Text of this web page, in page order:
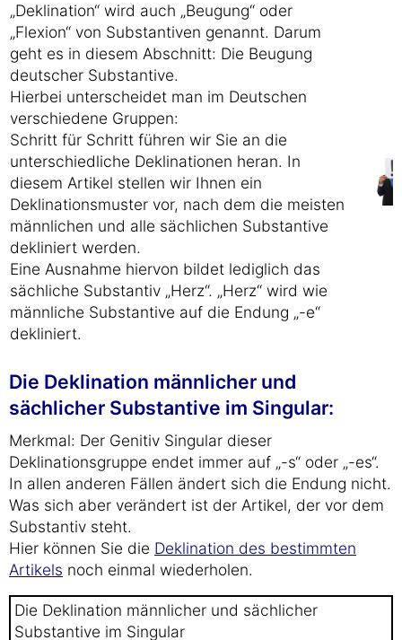
„Deklination“ wird auch „Beugung“ oder
„Flexion“ von Substantiven genannt. Darum
geht es in diesem Abschnitt: Die Beugung
deutscher Substantive.
Hierbei unterscheidet man im Deutschen
verschiedene Gruppen:
Schritt für Schritt führen wir Sie an die
unterschiedliche Deklinationen heran. In
diesem Artikel stellen wir Ihnen ein
Deklinationsmuster vor, nach dem die meisten
männlichen und alle sächlichen Substantive
dekliniert werden.
Eine Ausnahme hiervon bildet lediglich das
sächliche Substantiv „Herz“. „Herz“ wird wie
männliche Substantive auf die Endung „-e“
dekliniert.
Die Deklination männlicher und
sächlicher Substantive im Singular:
Merkmal: Der Genitiv Singular dieser
Deklinationsgruppe endet immer auf „-s“ oder „-es“.
In allen anderen Fällen ändert sich die Endung nicht.
Was sich aber verändert ist der Artikel, der vor dem
Substantiv steht.
Hier können Sie die Deklination des bestimmten
Artikels noch einmal wiederholen.
Die Deklination männlicher und sächlicher
Substantive im Singular